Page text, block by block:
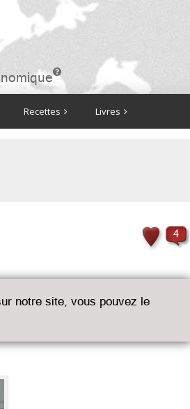

Recettes Livres
4
notre site, vous pouvez le